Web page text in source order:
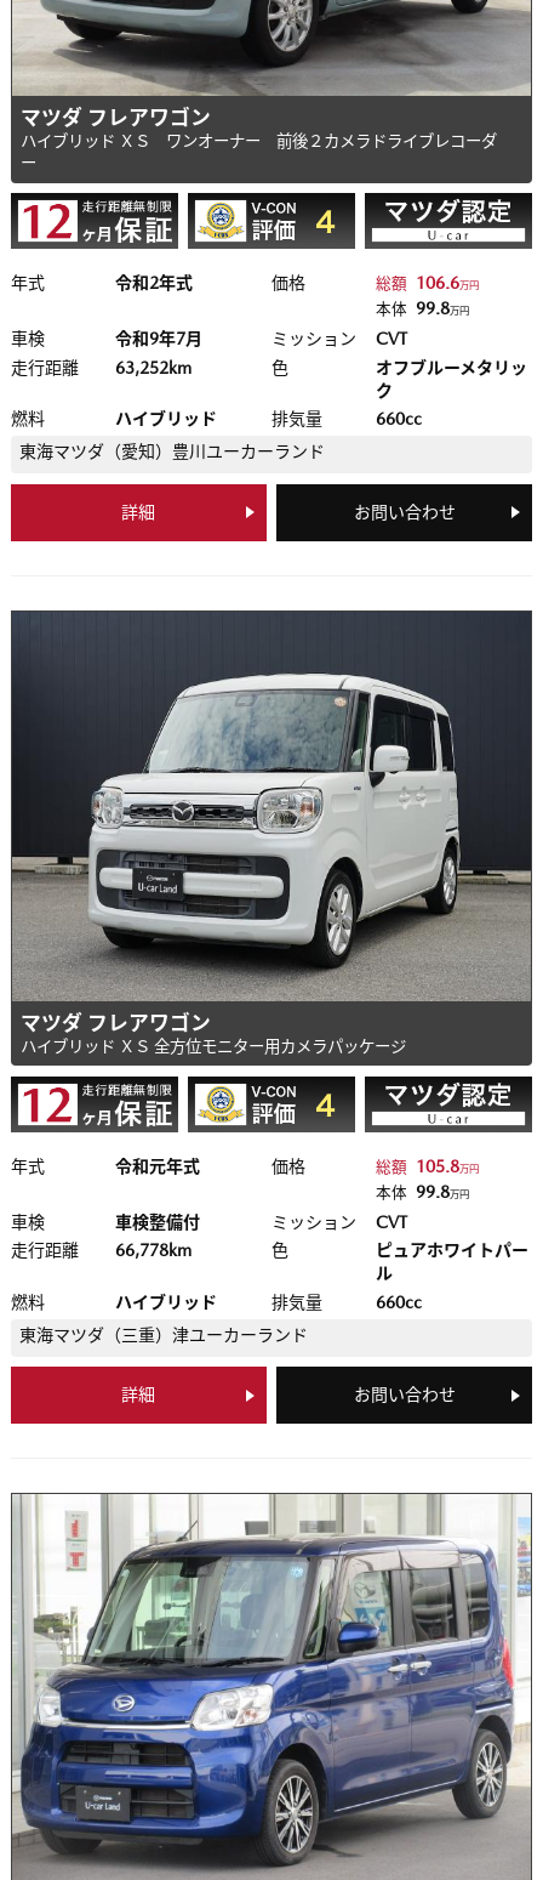
マツダ フレアワゴン
ハイブリッド ＸＳ ワンオーナー 前後２カメラドライブレコーダ
ー
年式 令和2年式 価格 総額 106.6万円
本体 99.8万円
車検 令和9年7月 ミッション
CVT
走行距離
63,252km 色
オフブルーメタリッ
ク
燃料
ハイブリッド 排気量
660cc
東海マツダ（愛知） 豊川ユーカーランド
詳細 お問い合わせ
マツダ フレアワゴン
ハイブリッド ＸＳ 全方位モニター用カメラパッケージ
年式 令和元年式 価格 総額 105.8 万円
本体 99.8 万円
車検 車検整備付 ミッション
CVT
走行距離
66,778km 色
ピュアホワイトパー
ル
燃料
ハイブリッド 排気量
660cc
東海マツダ（三重） 津ユーカーランド
詳細 お問い合わせ